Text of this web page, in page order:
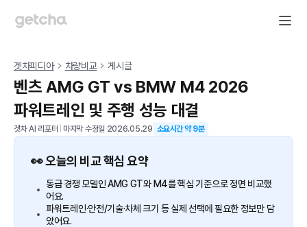
겟차피디아 차량비교 게시글
벤츠 AMG GT vs BMW M4 2026
파워트레인 및 주행 성능 대결
겟차 AI 리포터 마지막 수정일 2026.05.29 소요시간 약9분
👀 오늘의 비교 핵심 요약
동급 경쟁 모델인 AMG GT와 M4를 핵심 기준으로 정면 비교했
어요.
파워트레인·안전/기술·차체 크기 등 실제 선택에 필요한 정보만 담
았어요.